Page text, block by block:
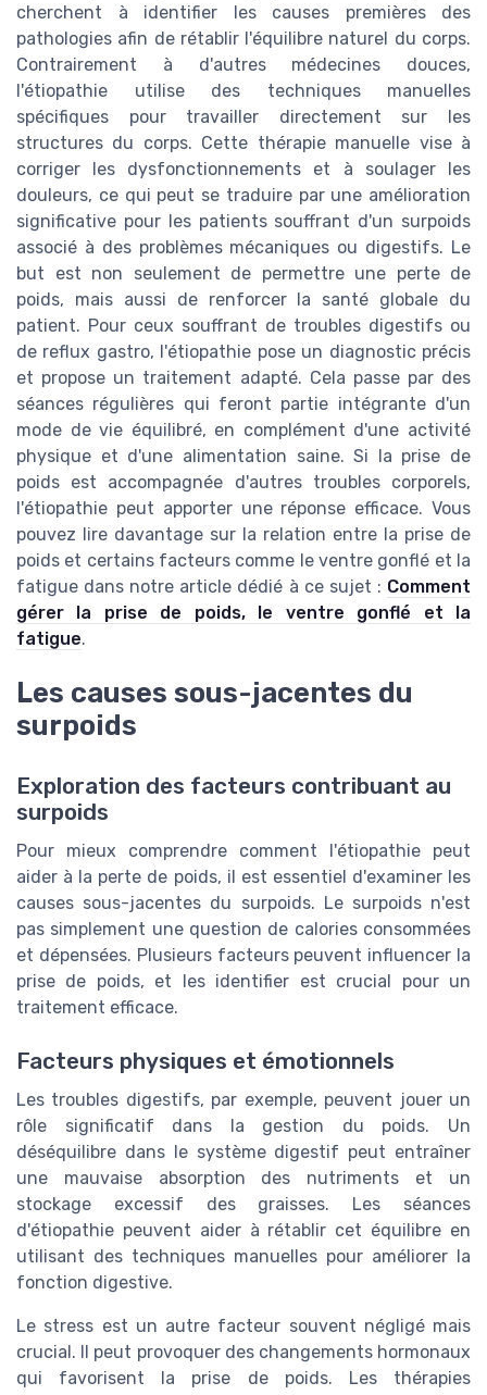
cherchent à identifier les causes premières des
pathologies afin de rétablir l'équilibre naturel du corps.
Contrairement à d'autres médecines douces,
l'étiopathie utilise des techniques manuelles
spécifiques pour travailler directement sur les
structures du corps. Cette thérapie manuelle vise à
corriger les dysfonctionnements et à soulager les
douleurs, ce qui peut se traduire par une amélioration
significative pour les patients souffrant d'un surpoids
associé à des problèmes mécaniques ou digestifs. Le
but est non seulement de permettre une perte de
poids, mais aussi de renforcer la santé globale du
patient. Pour ceux souffrant de troubles digestifs ou
de reflux gastro, l'étiopathie pose un diagnostic précis
et propose un traitement adapté. Cela passe par des
séances régulières qui feront partie intégrante d'un
mode de vie équilibré, en complément d'une activité
physique et d'une alimentation saine. Si la prise de
poids est accompagnée d'autres troubles corporels,
l'étiopathie peut apporter une réponse efficace. Vous
pouvez lire davantage sur la relation entre la prise de
poids et certains facteurs comme le ventre gonflé et la
fatigue dans notre article dédié à ce sujet : Comment
gérer la prise de poids, le ventre gonflé et la
fatigue.
Les causes sous-jacentes du
surpoids
Exploration des facteurs contribuant au
surpoids
Pour mieux comprendre comment l'étiopathie peut
aider à la perte de poids, il est essentiel d'examiner les
causes sous-jacentes du surpoids. Le surpoids n'est
pas simplement une question de calories consommées
et dépensées. Plusieurs facteurs peuvent influencer la
prise de poids, et les identifier est crucial pour un
traitement efficace.
Facteurs physiques et émotionnels
Les troubles digestifs, par exemple, peuvent jouer un
rôle significatif dans la gestion du poids. Un
déséquilibre dans le système digestif peut entraîner
une mauvaise absorption des nutriments et un
stockage excessif des graisses. Les séances
d'étiopathie peuvent aider à rétablir cet équilibre en
utilisant des techniques manuelles pour améliorer la
fonction digestive.
Le stress est un autre facteur souvent négligé mais
crucial. Il peut provoquer des changements hormonaux
qui favorisent la prise de poids. Les thérapies